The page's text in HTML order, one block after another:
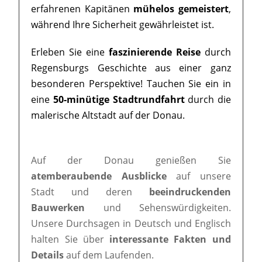
erfahrenen Kapitänen mühelos gemeistert,
während Ihre Sicherheit gewährleistet ist.
Erleben Sie eine faszinierende Reisedurch
Regensburgs Geschichte aus einer ganz
besonderen Perspektive! Tauchen Sie ein in
eine 50-minütige Stadtrundfahrtdurch die
malerische Altstadt auf der Donau.
Auf der Donau genießen Sie
atemberaubende Ausblickeauf unsere
Stadt und deren beeindruckenden
Bauwerken und Sehenswürdigkeiten.
Unsere Durchsagen in Deutsch und Englisch
halten Sie über interessante Fakten und
Detailsauf dem Laufenden.